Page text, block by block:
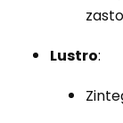
Lustro: